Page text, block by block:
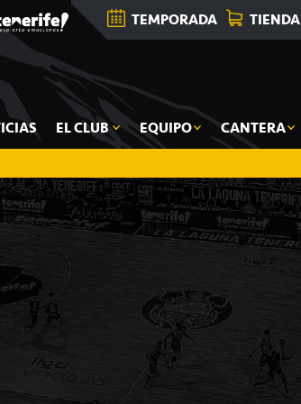
TEMPORADA TIENDA
EL CLUB EQUIPO CANTERA